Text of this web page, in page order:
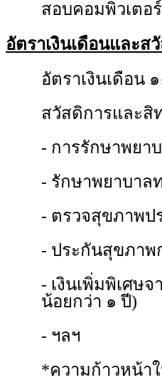
สอบคอมพิวเตอ
อัตราเงินเดือนและส
อัตราเงินเดือน
สวัสดิการและสิ
- การรักษาพยา
- รักษาพยาบาล
- ตรวจสุขภาพป
- ประกันสุขภาพ
- เงินเพิ่มพิเศษ
น้อยกว่า ๑ ปี)
- ฯลฯ
*ความก้าวหน้า